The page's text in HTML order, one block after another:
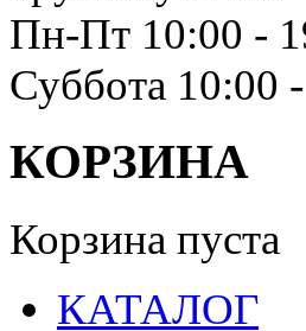
Пн-Пт 10:00 -
Суббота 10:00
КОРЗИНА
Корзина пуста
КАТАЛОГ